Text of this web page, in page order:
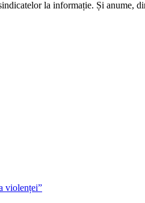
la informație. Și anume,
violenței”